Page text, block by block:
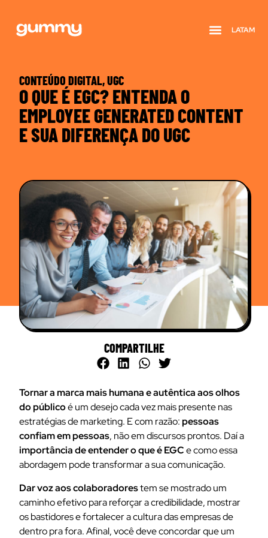
LATAM
CONTEÚDO DIGITAL,UGC
O QUE É EGC? ENTENDA O
EMPLOYEE GENERATED CONTENT
E SUA DIFERENÇA DO UGC
COMPARTILHE
Tornar a marca mais humana e autêntica aos olhos
do públicoé um desejo cada vez mais presente nas
estratégias de marketing. E com razão:pessoas
confiam em pessoas, não em discursos prontos. Daí a
importância de entender o que é EGCe como essa
abordagem pode transformar a sua comunicação.
Dar voz aos colaboradorestem se mostrado um
caminho efetivo para reforçar a credibilidade, mostrar
os bastidores e fortalecer a cultura das empresas de
dentro pra fora. Afinal, você deve concordar que um